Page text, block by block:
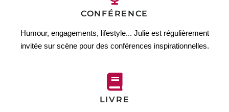
CONFÉRENCE
Humour, engagements, lifestyle... Julie est régulièrement
invitée sur scène pour des conférences inspirationnelles.
LIVRE